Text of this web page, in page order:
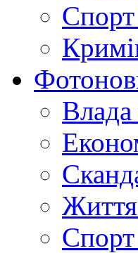
Спорт
Влада
Життя
Спорт